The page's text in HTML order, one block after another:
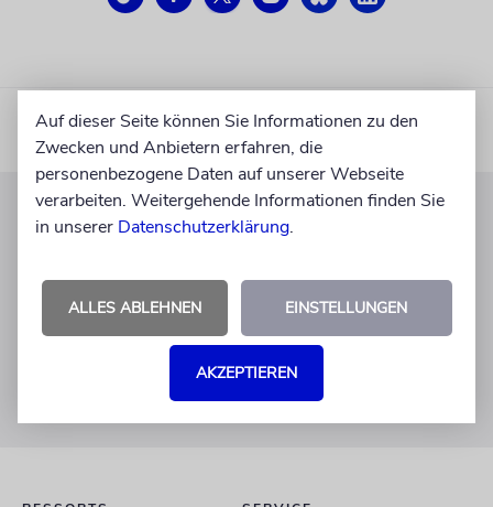
KUNDENSERVICE
+49 30 275833 0
Mo-Do 9-17 Uhr
verlag@juedische-allgemeine.de
redaktion@juedische-allgemeine.de
Auf dieser Seite können Sie Informationen zu den
Zwecken und Anbietern erfahren, die
personenbezogene Daten auf unserer Webseite
verarbeiten. Weitergehende Informationen finden Sie
in unserer Datenschutzerklärung.
ALLES ABLEHNEN EINSTELLUNGEN
AKZEPTIEREN